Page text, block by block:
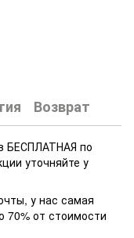
Возврат
БЕСПЛАТНАЯ по
уточняйте у
у нас самая
70% от стоимости